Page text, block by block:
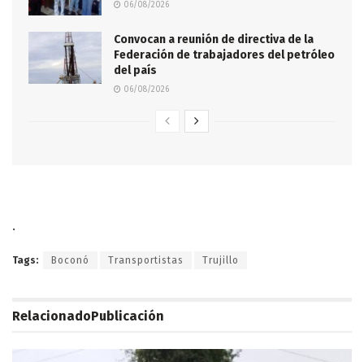
06/08/2026
Convocan a reunión de directiva de la
Federación de trabajadores del petróleo
del país
06/08/2026
.
Tags: Boconó Transportistas Trujillo
RelacionadoPublicación